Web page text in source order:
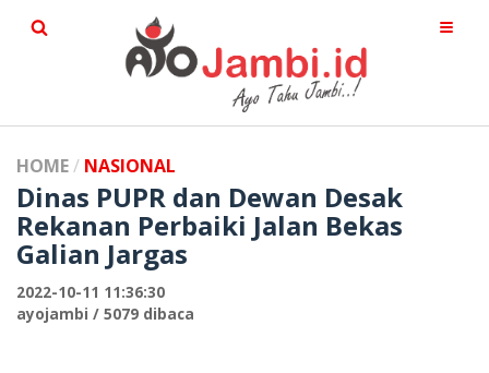
HOME NASIONAL
Dinas PUPR dan Dewan Desak
Rekanan Perbaiki Jalan Bekas
Galian Jargas
2022-10-11 11:36:30
ayojambi / 5079 dibaca